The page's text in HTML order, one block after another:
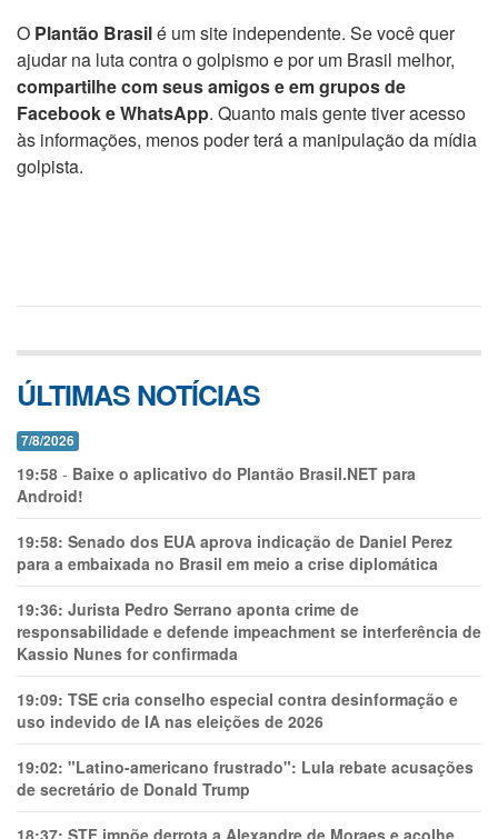
O Plantão Brasilé um site independente. Se você quer
ajudar na luta contra o golpismo e por um Brasil melhor,
compartilhe com seus amigos e em grupos de
Facebook e WhatsApp. Quanto mais gente tiver acesso
às informações, menos poder terá a manipulação da mídia
golpista.
ÚLTIMAS NOTÍCIAS
7/8/2026
19:58 - Baixe o aplicativo do Plantão Brasil.NET para
Android!
19:58: Senado dos EUA aprova indicação de Daniel Perez
para a embaixada no Brasil em meio a crise diplomática
19:36: Jurista Pedro Serrano aponta crime de
responsabilidade e defende impeachment se interferência de
Kassio Nunes for confirmada
19:09: TSE cria conselho especial contra desinformação e
uso indevido de IA nas eleições de 2026
19:02: "Latino-americano frustrado": Lula rebate acusações
de secretário de Donald Trump
18:37: STF impõe derrota a Alexandre de Moraes e acolhe